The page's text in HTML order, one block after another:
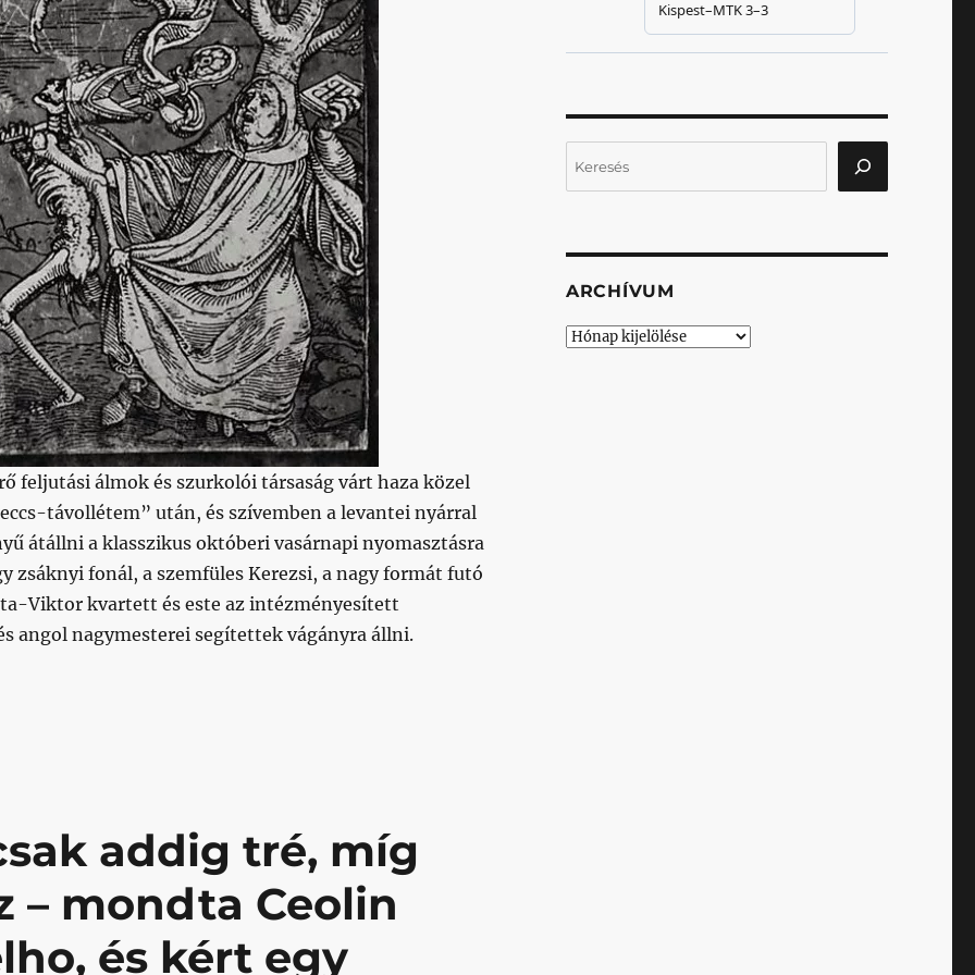
feljutási álmok és szurkolói társaság várt haza közel
távollétem” után, és szívemben a levantei nyárral
átállni a klasszikus októberi vasárnapi nyomasztásra
zsáknyi fonál, a szemfüles Kerezsi, a nagy formát futó
Viktor kvartett és este az intézményesített
angol nagymesterei segítettek vágányra állni.
Honvéd Unites Us”
addig tré, míg
– mondta Ceolin
és kért egy
ARCHÍVUM
Archívum